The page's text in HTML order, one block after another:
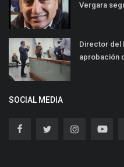
Vergara
Director del
aprobación
SOCIAL MEDIA